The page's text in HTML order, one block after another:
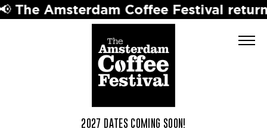
Coffee Festival returns in
2027 DATES COMING SOON!